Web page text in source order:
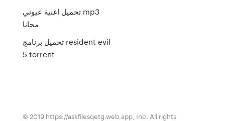
تحميل اغنية عيوني mp3
مجانا
تحميل برنامج resident evil
5 torrent
© 2019 https://askfilesqetg.web.app, Inc. All rights